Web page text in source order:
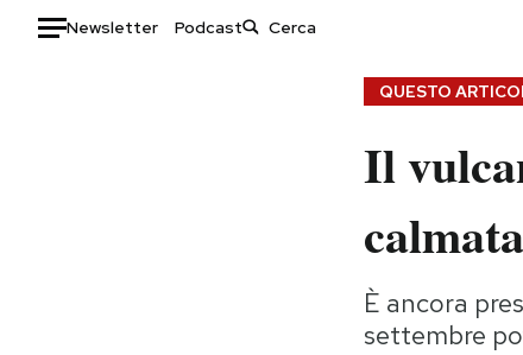
Newsletter Podcast
Storie/Idee
Ok Boomer!
QUESTO
Il
calmata
È ancora
settembre